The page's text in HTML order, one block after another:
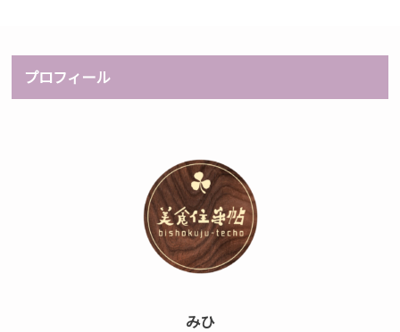
プロフィール
みひ